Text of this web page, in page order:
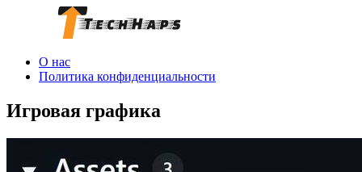
О нас
Политика конфиденциальности
Игровая графика